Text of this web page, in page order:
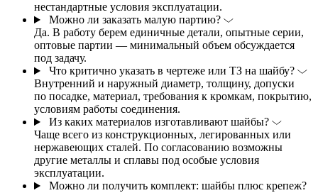
нестандартные условия эксплуатации.
Можно ли заказать малую партию?
Да. В работу берем единичные детали, опытные серии,
оптовые партии — минимальный объем обсуждается
под задачу.
Что критично указать в чертеже или ТЗ на шайбу?
Внутренний и наружный диаметр, толщину, допуски
по посадке, материал, требования к кромкам, покрытию,
условиям работы соединения.
Из каких материалов изготавливают шайбы?
Чаще всего из конструкционных, легированных или
нержавеющих сталей. По согласованию возможны
другие металлы и сплавы под особые условия
эксплуатации.
Можно ли получить комплект: шайбы плюс крепеж?